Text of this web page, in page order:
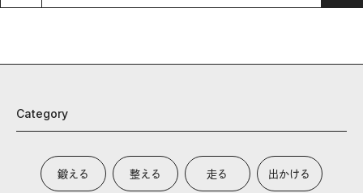
Category
鍛える 整える 走る 出かける